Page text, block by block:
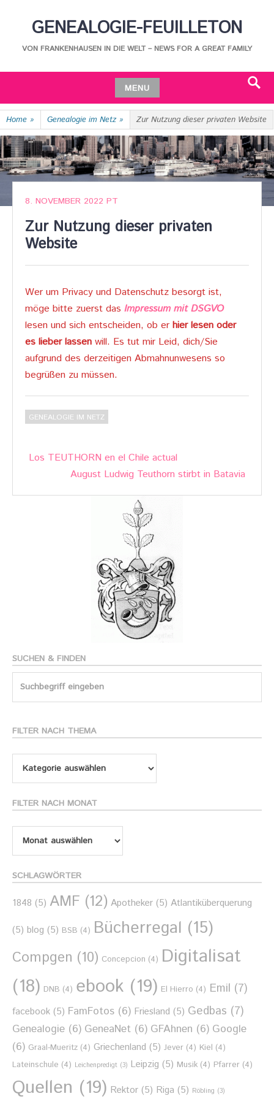
GENEALOGIE-FEUILLETON
VON FRANKENHAUSEN IN DIE WELT – NEWS FOR A GREAT FAMILY
MENU
Skip
to
content
Home » Genealogie im Netz » Zur Nutzung dieser privaten Website
8. NOVEMBER 2022 PT
Zur Nutzung dieser privaten
Website
Wer um Privacy und Datenschutz besorgt ist,
möge bitte zuerst das Impressum mit DSGVO
lesen und sich entscheiden, ob er hier lesen oder
es lieber lassen will. Es tut mir Leid, dich/Sie
aufgrund des derzeitigen Abmahnunwesens so
begrüßen zu müssen.
GENEALOGIE IM NETZ
Post
navigation
Los TEUTHORN en el Chile actual
August Ludwig Teuthorn stirbt in Batavia
SUCHEN & FINDEN
Search
FILTER NACH THEMA
Filter
FILTER NACH MONAT
Filter
nach
Monat
SCHLAGWÖRTER
1848 (5) AMF (12) Apotheker (5) Atlantiküberquerung
(5) blog (5) BSB (4) Bücherregal (15)
Compgen (10) Concepcion (4) Digitalisat
(18) DNB (4) ebook (19) El Hierro (4) Emil (7)
facebook (5) FamFotos (6) Friesland (5) Gedbas (7)
Genealogie (6) GeneaNet (6) GFAhnen (6) Google
(6) Graal-Mueritz (4) Griechenland (5) Jever (4) Kiel (4)
Lateinschule (4) Leichenpredigt (3) Leipzig (5) Musik (4) Pfarrer (4)
Quellen (19) Rektor (5) Riga (5) Röbling (3)